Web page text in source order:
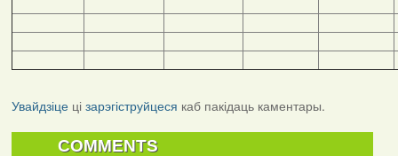
Увайдзіцеці зарэгіструйцеся каб пакідаць каментары.
COMMENTS